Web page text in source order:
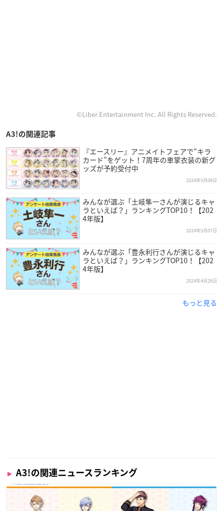
©Liber Entertainment Inc. All Rights Reserved.
A3!の関連記事
『エースリー』アニメイトフェアで“キラ
カード”をゲット！7周年の車掌衣装の新グ
ッズが予約受付中
2024年5月08日
みんなが選ぶ「土岐隼一さんが演じるキャ
ラといえば？」ランキングTOP10！【202
4年版】
2024年5月07日
みんなが選ぶ「豊永利行さんが演じるキャ
ラといえば？」ランキングTOP10！【202
4年版】
2024年4月28日
もっと見る
A3!の関連ニュースランキング